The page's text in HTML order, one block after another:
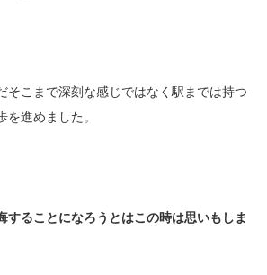
そこまで深刻な感じではなく駅までは持つ
を進めました。
することになろうとはこの時は思いもしま